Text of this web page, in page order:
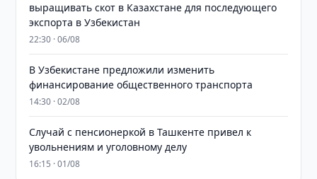
выращивать скот в Казахстане для последующего
экспорта в Узбекистан
22:30 · 06/08
В Узбекистане предложили изменить
финансирование общественного транспорта
14:30 · 02/08
Случай с пенсионеркой в Ташкенте привел к
увольнениям и уголовному делу
16:15 · 01/08